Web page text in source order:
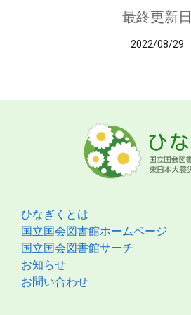
最終更新日
2022/08/29
ひなぎくとは
国立国会図書館ホームページ
国立国会図書館サーチ
お知らせ
お問い合わせ